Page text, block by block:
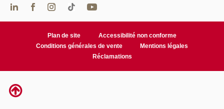
Plan de site
Accessibilité non conforme
Conditions générales de vente
Mentions légales
Réclamations